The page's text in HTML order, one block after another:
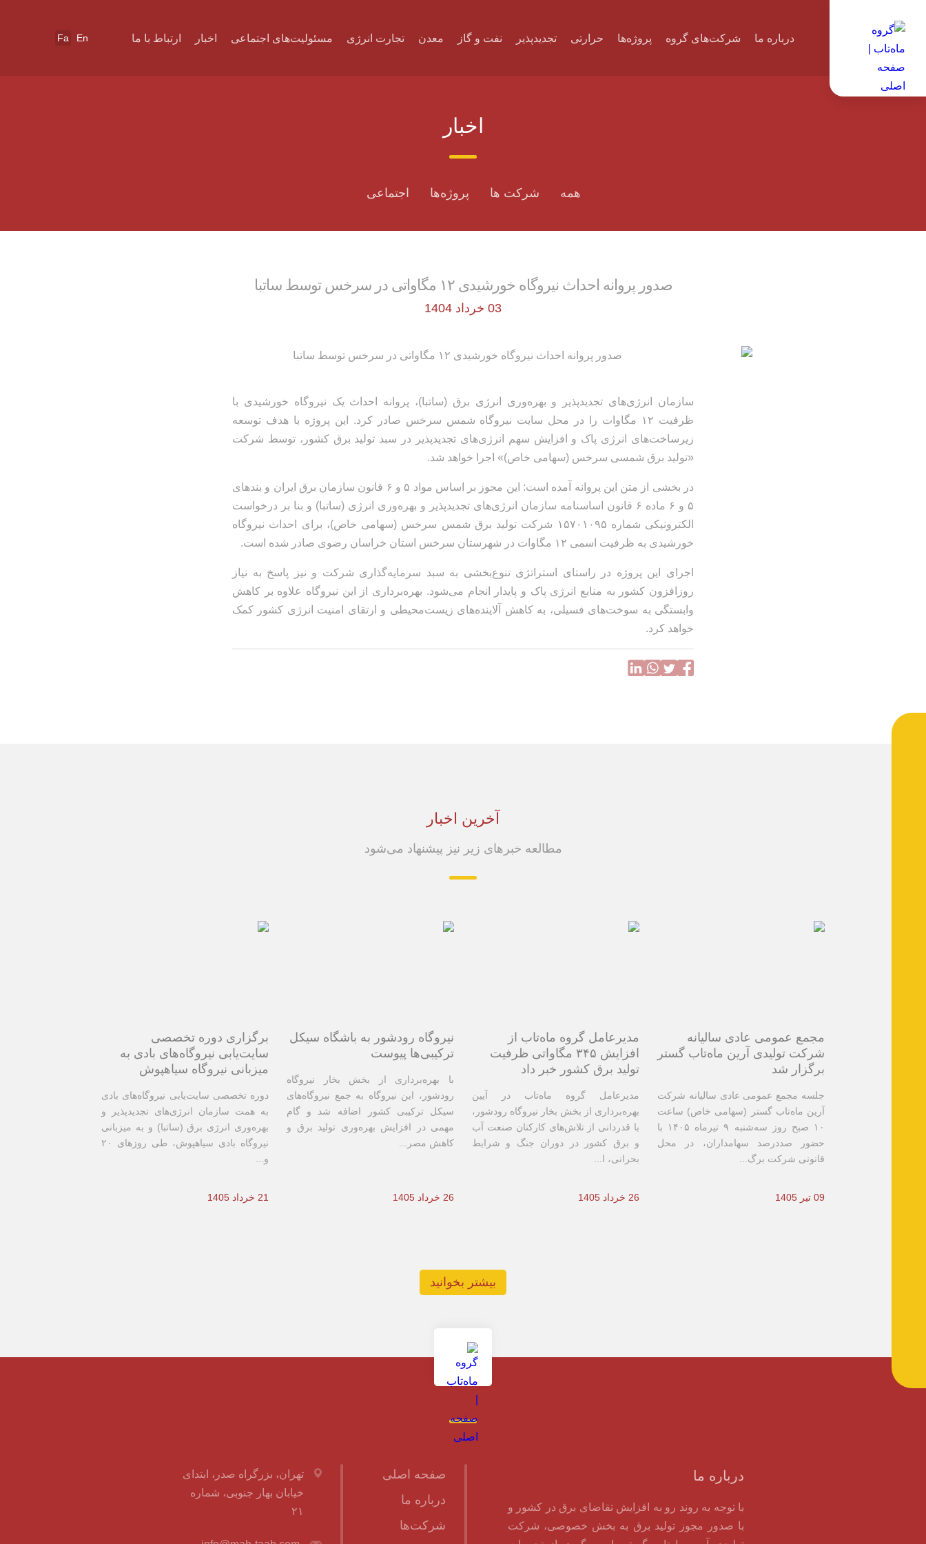
En
Fa درباره ما شرکت‌های گروه پروژه‌ها حرارتی تجدیدپذیر نفت و گاز معدن تجارت انرژی مسئولیت‌های اجتماعی اخبار ارتباط با ما
اخبار
همه شرکت ها پروژه‌ها اجتماعی
صدور پروانه احداث نیروگاه خورشیدی ۱۲ مگاواتی در سرخس توسط ساتبا
03 خرداد 1404
سازمان انرژی‌های تجدیدپذیر و بهره‌وری انرژی برق (ساتبا)، پروانه احداث یک نیروگاه خورشیدی با
ظرفیت ۱۲ مگاوات را در محل سایت نیروگاه شمس سرخس صادر کرد. این پروژه با هدف توسعه
زیرساخت‌های انرژی پاک و افزایش سهم انرژی‌های تجدیدپذیر در سبد تولید برق کشور، توسط شرکت
«تولید برق شمسی سرخس (سهامی خاص)» اجرا خواهد شد.
در بخشی از متن این پروانه آمده است: این مجوز بر اساس مواد ۵ و ۶ قانون سازمان برق ایران و بندهای
۵ و ۶ ماده ۶ قانون اساسنامه سازمان انرژی‌های تجدیدپذیر و بهره‌وری انرژی (ساتبا) و بنا بر درخواست
الکترونیکی شماره ۱۵۷۰۱۰۹۵ شرکت تولید برق شمس سرخس (سهامی خاص)، برای احداث نیروگاه
خورشیدی به ظرفیت اسمی ۱۲ مگاوات در شهرستان سرخس استان خراسان رضوی صادر شده است.
اجرای این پروژه در راستای استراتژی تنوع‌بخشی به سبد سرمایه‌گذاری شرکت و نیز پاسخ به نیاز
روزافزون کشور به منابع انرژی پاک و پایدار انجام می‌شود. بهره‌برداری از این نیروگاه علاوه بر کاهش
وابستگی به سوخت‌های فسیلی، به کاهش آلاینده‌های زیست‌محیطی و ارتقای امنیت انرژی کشور کمک
خواهد کرد.
آخرین اخبار
مطالعه خبرهای زیر نیز پیشنهاد می‌شود
مجمع عمومی عادی سالیانه
شرکت تولیدی آرین ماه‌تاب گستر
برگزار شد
جلسه مجمع عمومی عادی سالیانه شرکت
آرین ماه‌تاب گستر (سهامی خاص) ساعت
۱۰ صبح روز سه‌شنبه ۹ تیرماه ۱۴۰۵ با
حضور صددرصد سهامداران، در محل
قانونی شرکت برگ...
09 تیر 1405
مدیرعامل گروه ماه‌تاب از
افزایش ۳۴۵ مگاواتی ظرفیت
تولید برق کشور خبر داد
مدیرعامل گروه ماه‌تاب در آیین
بهره‌برداری از بخش بخار نیروگاه رودشور،
با قدردانی از تلاش‌های کارکنان صنعت آب
و برق کشور در دوران جنگ و شرایط
بحرانی، ا...
26 خرداد 1405
نیروگاه رودشور به باشگاه سیکل
ترکیبی‌ها پیوست
با بهره‌برداری از بخش بخار نیروگاه
رودشور، این نیروگاه به جمع نیروگاه‌های
سیکل ترکیبی کشور اضافه شد و گام
مهمی در افزایش بهره‌وری تولید برق و
کاهش مصر...
26 خرداد 1405
برگزاری دوره تخصصی
سایت‌یابی نیروگاه‌های بادی به
میزبانی نیروگاه سیاهپوش
دوره تخصصی سایت‌یابی نیروگاه‌های بادی
به همت سازمان انرژی‌های تجدیدپذیر و
بهره‌وری انرژی برق (ساتبا) و به میزبانی
نیروگاه بادی سیاهپوش، طی روزهای ۲۰
و...
21 خرداد 1405
بیشتر بخوانید
درباره ما
با توجه به روند رو به افزایش تقاضای برق در کشور و
با صدور مجوز تولید برق به بخش خصوصی، شرکت
صفحه اصلی
درباره ما
شرکت‌ها
تهران، بزرگراه صدر، ابتدای
خیابان بهار جنوبی، شماره
۲۱